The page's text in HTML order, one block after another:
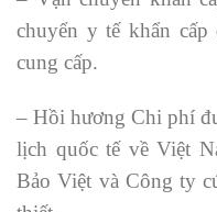
chuyển y tế khẩn
cung cấp.
– Hồi hương Chi phí
lịch quốc tế về Việt
Bảo Việt và Công ty